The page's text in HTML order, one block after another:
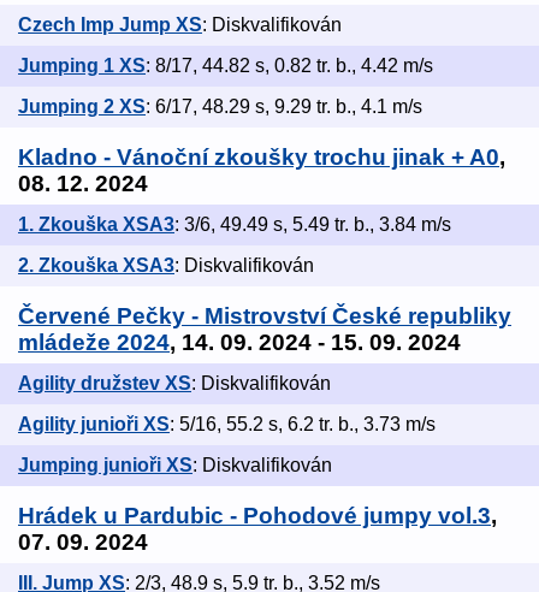
Czech Imp Jump XS: Diskvalifikován
Jumping 1 XS: 8/17, 44.82 s, 0.82 tr. b., 4.42 m/s
Jumping 2 XS: 6/17, 48.29 s, 9.29 tr. b., 4.1 m/s
Kladno - Vánoční zkoušky trochu jinak + A0,
08. 12. 2024
1. Zkouška XSA3: 3/6, 49.49 s, 5.49 tr. b., 3.84 m/s
2. Zkouška XSA3: Diskvalifikován
Červené Pečky - Mistrovství České republiky
mládeže 2024, 14. 09. 2024 - 15. 09. 2024
Agility družstev XS: Diskvalifikován
Agility junioři XS: 5/16, 55.2 s, 6.2 tr. b., 3.73 m/s
Jumping junioři XS: Diskvalifikován
Hrádek u Pardubic - Pohodové jumpy vol.3,
07. 09. 2024
III. Jump XS: 2/3, 48.9 s, 5.9 tr. b., 3.52 m/s